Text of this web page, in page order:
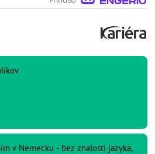
v Nemecku - bez znalosti jazyka,